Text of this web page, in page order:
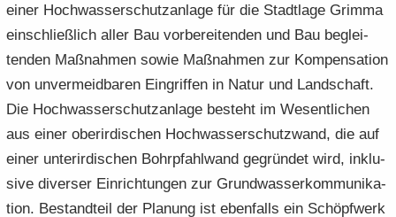
einer Hoch­was­ser­schutz­an­la­ge für die Stadt­la­ge Grim­ma
ein­schließ­lich aller Bau vor­be­rei­ten­den und Bau be­glei­
ten­den Maß­nah­men sowie Maß­nah­men zur Kom­pen­sa­ti­on
von un­ver­meid­ba­ren Ein­grif­fen in Natur und Land­schaft.
Die Hoch­was­ser­schutz­an­la­ge be­steht im We­sent­li­chen
aus einer ober­ir­di­schen Hoch­was­ser­schutz­wand, die auf
einer un­ter­ir­di­schen Bohr­pfahl­wand ge­grün­det wird, in­klu­
si­ve di­ver­ser Ein­rich­tun­gen zur Grund­was­ser­kom­mu­ni­ka­
ti­on. Be­stand­teil der Pla­nung ist eben­falls ein Schöpf­werk